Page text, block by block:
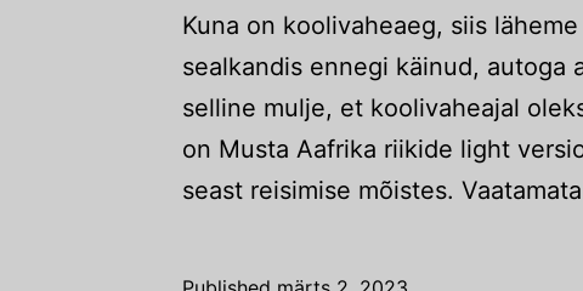
Kuna on koolivaheaeg, siis
sealkandis ennegi käinud, autoga
selline mulje, et koolivaheajal
on Musta Aafrika riikide light
seast reisimise mõistes.